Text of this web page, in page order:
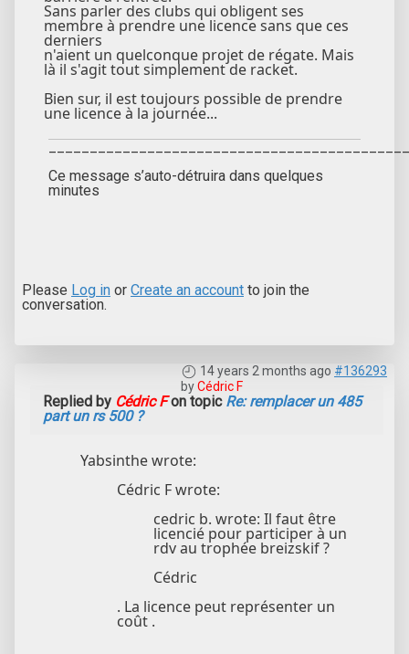
Sans parler des clubs qui obligent ses
membre à prendre une licence sans que ces
derniers
n'aient un quelconque projet de régate. Mais
là il s'agit tout simplement de racket.
Bien sur, il est toujours possible de prendre
une licence à la journée...
Ce message s’auto-détruira dans quelques
minutes
Please Log in or Create an account to join the
conversation.
14 years 2 months ago #136293
byCédric F
Replied by Cédric Fon topic Re: remplacer un 485
part un rs 500 ?
Yabsinthe wrote:
Cédric F wrote:
cedric b. wrote: Il faut être
licencié pour participer à un
rdv au trophée breizskif ?
Cédric
. La licence peut représenter un
coût .